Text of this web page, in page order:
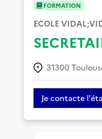
FORMATION
ECOLE
31300
Je contacte